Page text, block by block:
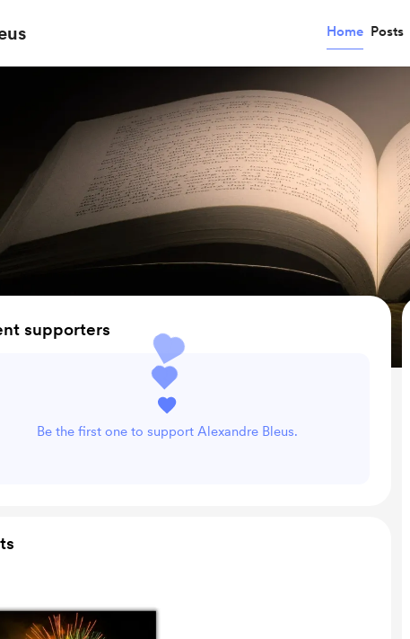
Home Posts
supporters
Be the first one to support Alexandre Bleus.